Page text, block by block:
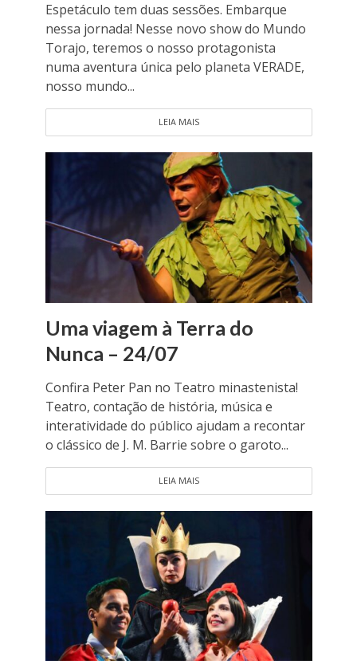
Espetáculo tem duas sessões. Embarque
nessa jornada! Nesse novo show do Mundo
Torajo, teremos o nosso protagonista
numa aventura única pelo planeta VERADE,
nosso mundo...
LEIA MAIS
Uma viagem à Terra do
Nunca – 24/07
Confira Peter Pan no Teatro minastenista!
Teatro, contação de história, música e
interatividade do público ajudam a recontar
o clássico de J. M. Barrie sobre o garoto...
LEIA MAIS